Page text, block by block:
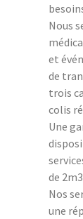
Nous
et
de
trois
colis
Une
de
Nos
une